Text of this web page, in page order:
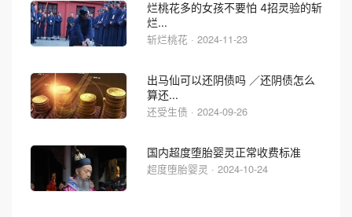
烂桃花多的女孩不要怕 4招灵验的斩
烂...
斩烂桃花 · 2024-11-23
出马仙可以还阴债吗 ／还阴债怎么
算还...
还受生债 · 2024-09-26
国内超度堕胎婴灵正常收费标准
超度堕胎婴灵 · 2024-10-24